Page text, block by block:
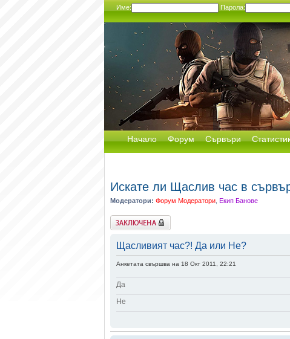
Име: Парола:
Начало Форум Сървъри
Искате ли Щаслив час в
Модератори: Форум Модератори Екип Банове
Заключена
Щасливият час?! Да или Не?
Анкетата свършва на 18 Окт 2011, 22:21
Да
Не